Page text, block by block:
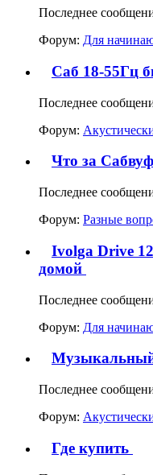
Последнее
Форум: Для
Саб 18-55Гц
Последнее
Форум:
Что за
Последнее
Форум: Разные
Ivolga Drive
домой
Последнее
Форум: Для
Последнее
Форум:
Где купить